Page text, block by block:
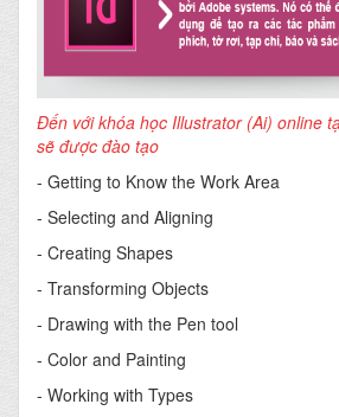
Đến với khóa học Illustrator (Ai) online
sẽ được đào tạo
- Getting to Know the Work Area
- Selecting and Aligning
- Creating Shapes
- Transforming Objects
- Drawing with the Pen tool
- Color and Painting
- Working with Types